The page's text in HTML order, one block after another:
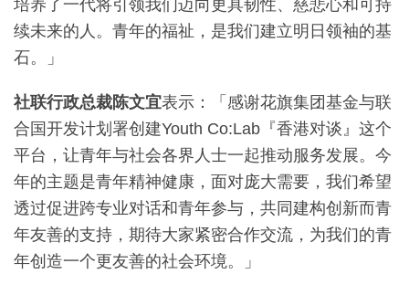
培养了一代将引领我们迈向更具韧性、慈悲心和可持
续未来的人。青年的福祉，是我们建立明日领袖的基
石。」
社联行政总裁陈文宜表示：「感谢花旗集团基金与联
合国开发计划署创建Youth Co:Lab『香港对谈』这个
平台，让青年与社会各界人士一起推动服务发展。今
年的主题是青年精神健康，面对庞大需要，我们希望
透过促进跨专业对话和青年参与，共同建构创新而青
年友善的支持，期待大家紧密合作交流，为我们的青
年创造一个更友善的社会环境。」